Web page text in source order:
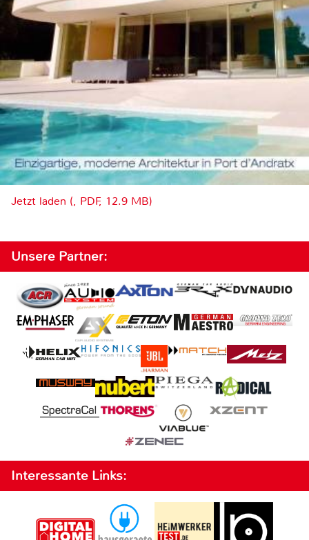
Jetzt laden (, PDF, 12.9 MB)
Unsere Partner:
Interessante Links: